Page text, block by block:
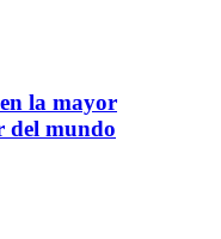
la mayor
del mundo